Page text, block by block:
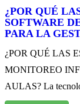
¿POR QUÉ
SOFTWARE
PARA LA
¿POR QUÉ LAS
MONITOREO
AULAS? La